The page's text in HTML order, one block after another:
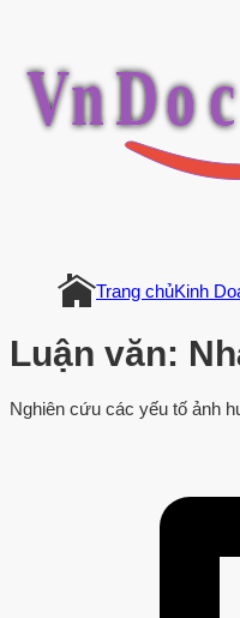
VnDoc
Trang chủKinh
Luận văn:
Nghiên cứu các yếu tố ảnh